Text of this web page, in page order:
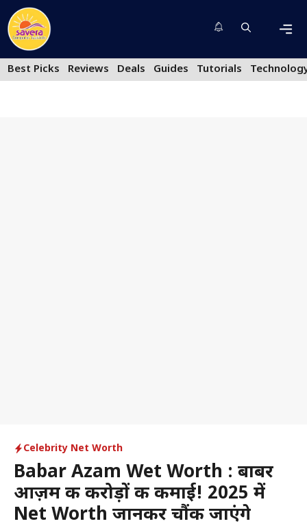
Skip
to
content
Best Picks
Reviews Deals Guides Tutorials
Celebrity Net Worth
Babar Azam Wet Worth : बाबर
आज़म की करोड़ों की कमाई! 2025 में
Net Worth जानकर चौंक जाएंगे